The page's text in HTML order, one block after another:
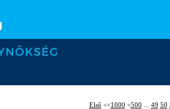
Első <<1000 <500 49 50